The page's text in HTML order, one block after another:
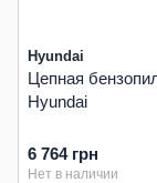
Hyundai
Цепная
Hyundai
6 764 грн
Нет в наличии